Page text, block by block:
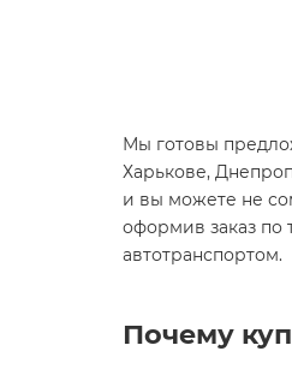
Мы готовы
Харькове,
и вы можете не
оформив заказ по
автотранспортом.
Почему